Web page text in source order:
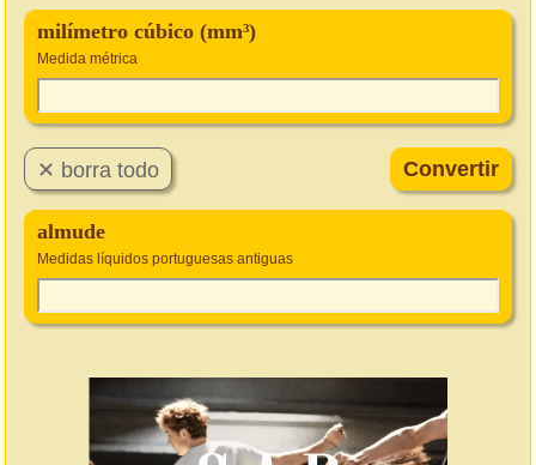
milímetro cúbico (mm³)
Medida métrica
almude
Medidas líquidos portuguesas antiguas